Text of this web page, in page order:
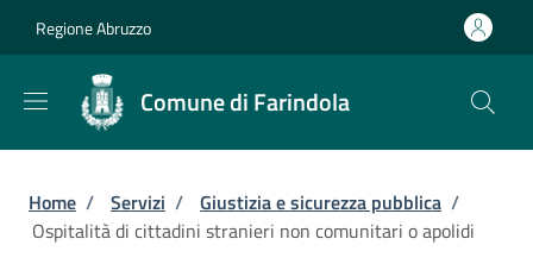
Regione Abruzzo
Comune di Farindola
Briciole di pane
Home / Servizi / Giustizia e sicurezza pubblica /
Ospitalità di cittadini stranieri non comunitari o apolidi